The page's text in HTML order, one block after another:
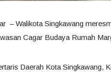
– Walikota Singkawang
Cagar Budaya Rumah
Daerah Kota Singkawang,